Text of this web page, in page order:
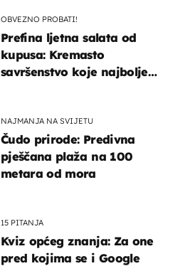
OBVEZNO PROBATI!
Prefina ljetna salata od
kupusa: Kremasto
savršenstvo koje najbolje
NAJMANJA NA SVIJETU
Čudo prirode: Predivna
pješčana plaža na 100
metara od mora
15 PITANJA
Kviz općeg znanja: Za one
pred kojima se i Google